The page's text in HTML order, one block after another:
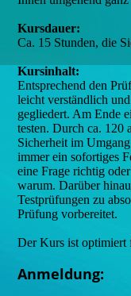
Kursdauer:
Ca. 15 Stunden, die
Kursinhalt:
Entsprechend den
leicht verständlich
gegliedert. Am Ende
testen. Durch ca. 120
Sicherheit im
immer ein sofortiges
eine Frage richtig
warum. Darüber
Testprüfungen zu
Prüfung vorbereitet.
Der Kurs ist optimiert
Anmeldung: